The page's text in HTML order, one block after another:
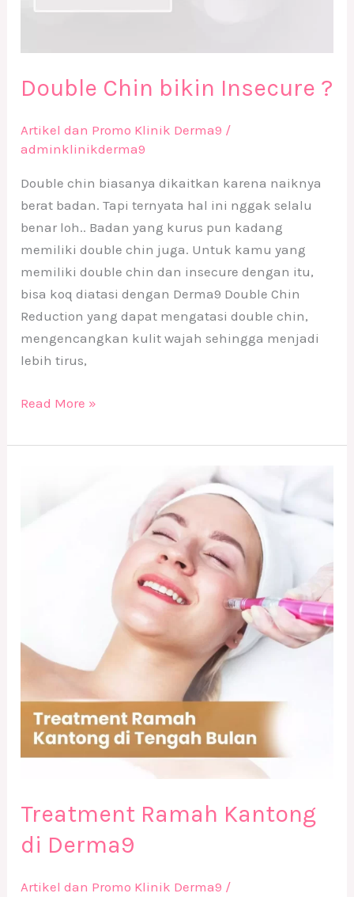
Double Chin bikin Insecure ?
Artikel dan Promo Klinik Derma9 /
adminklinikderma9
Double chin biasanya dikaitkan karena naiknya
berat badan. Tapi ternyata hal ini nggak selalu
benar loh.. Badan yang kurus pun kadang
memiliki double chin juga. Untuk kamu yang
memiliki double chin dan insecure dengan itu,
bisa koq diatasi dengan Derma9 Double Chin
Reduction yang dapat mengatasi double chin,
mengencangkan kulit wajah sehingga menjadi
lebih tirus,
Read More »
Treatment Ramah Kantong
di Derma9
Artikel dan Promo Klinik Derma9 /